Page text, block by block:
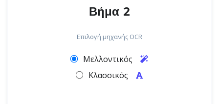
Βήμα 2
Επιλογή μηχανής OCR
Μελλοντικός
Κλασσικός